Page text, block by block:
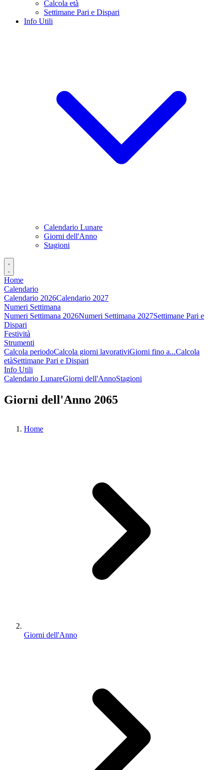
Calcola età
Settimane Pari e Dispari
Info Utili
Calendario Lunare
Giorni dell'Anno
Stagioni
Home
Calendario
Calendario 2026Calendario 2027
Numeri Settimana
Numeri Settimana 2026Numeri Settimana 2027Settimane Pari e
Dispari
Festività
Strumenti
Calcola periodoCalcola giorni lavorativiGiorni fino a...Calcola
etàSettimane Pari e Dispari
Info Utili
Calendario LunareGiorni dell'AnnoStagioni
Giorni dell'Anno 2065
Home
Giorni dell'Anno